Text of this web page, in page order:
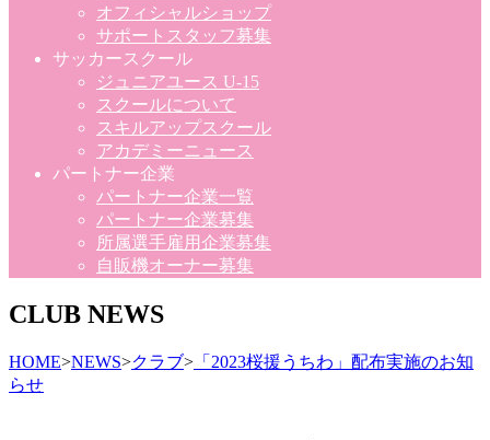
オフィシャルショップ
サポートスタッフ募集
サッカースクール
ジュニアユース U-15
スクールについて
スキルアップスクール
アカデミーニュース
パートナー企業
パートナー企業一覧
パートナー企業募集
所属選手雇用企業募集
自販機オーナー募集
CLUB NEWS
HOME>NEWS>クラブ> 「2023桜援うちわ」配布実施のお知
らせ